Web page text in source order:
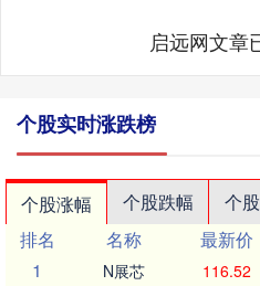
启远网文章
个股实时涨跌榜
个股涨幅 个股跌幅 个
排名
名称 最新价
1
N展芯 116.52